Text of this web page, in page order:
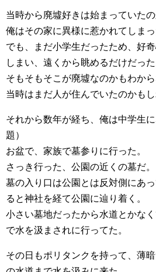
当時から廃墟好きは始まっていたの
俺はその家に異様に惹かれてしまっ
でも、まだ小学生だったため、好
しまい、遠くから眺めるだけだった
そもそもそこが廃墟なのかもわから
当時はまだ人が住んでいたのかもし
それから数年が経ち、俺は中学生
題）
お盆で、家族で墓参りに行った。
さっき行った、公園の近くの墓だ。
墓の入り口は公園とは反対側にあ
ると神社を経て公園に辿り着く。
小さい墓地だったから水道とかな
で水を汲まされに行ってた。
その日もポリタンクを持って、薄